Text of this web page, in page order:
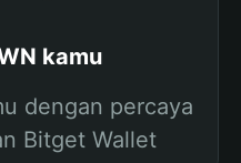
kamu
dengan percaya
Bitget Wallet